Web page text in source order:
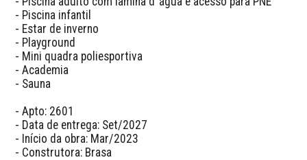
- Piscina infantil
- Estar de inverno
- Playground
- Mini quadra poliesportiva
- Academia
- Sauna
- Apto: 2601
- Data de entrega: Set/2027
- Início da obra: Mar/2023
- Construtora: Brasa